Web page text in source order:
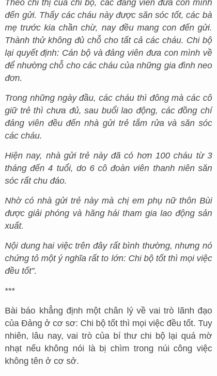
Theo chỉ thị của chi bộ, các đảng viên đưa con mình
đến gửi. Thấy các cháu này được săn sóc tốt, các bà
mẹ trước kia chần chừ, nay đều mang con đến gửi.
Thành thử không đủ chỗ cho tất cả các cháu. Chi bộ
lại quyết định: Cán bộ và đảng viên đưa con mình về
để nhường chỗ cho các cháu của những gia đình neo
đơn.
Trong những ngày đầu, các cháu thì đông mà các cô
giữ trẻ thì chưa đủ, sau buổi lao động, các đồng chí
đảng viên đều đến nhà gửi trẻ tắm rửa và săn sóc
các cháu.
Hiện nay, nhà gửi trẻ này đã có hơn 100 cháu từ 3
tháng đến 4 tuổi, do 6 cô đoàn viên thanh niên săn
sóc rất chu đáo.
Nhờ có nhà gửi trẻ này mà chị em phụ nữ thôn Bùi
được giải phóng và hăng hái tham gia lao động sản
xuất.
Nội dung hai việc trên đây rất bình thường, nhưng nó
chứng tỏ một ý nghĩa rất to lớn: Chi bộ tốt thì mọi việc
đều tốt”.
***
Bài báo khẳng định một chân lý về vai trò lãnh đạo
của Đảng ở cơ sơ: Chi bộ tốt thì mọi việc đều tốt. Tuy
nhiên, lâu nay, vai trò của bí thư chi bộ lại quá mờ
nhạt nếu không nói là bị chìm trong núi công việc
không tên ở cơ sở.